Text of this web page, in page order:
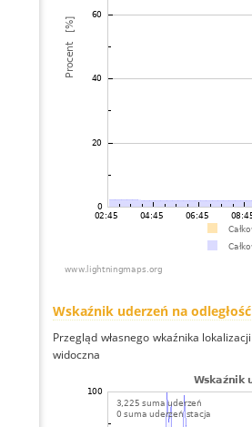
Wskaźnik uderzeń na odległość
Przegląd własnego wkaźnika
widoczna